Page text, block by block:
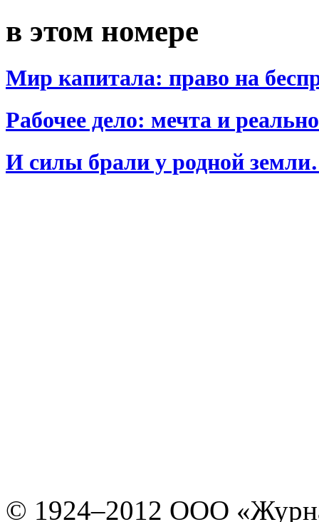
в этом номере
Мир капитала: право на
Рабочее дело: мечта и
И силы брали у родной
© 1924–2012 ООО